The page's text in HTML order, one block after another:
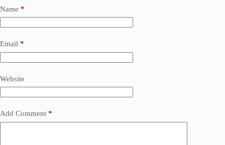
Name *
Email *
Website
Add Comment *